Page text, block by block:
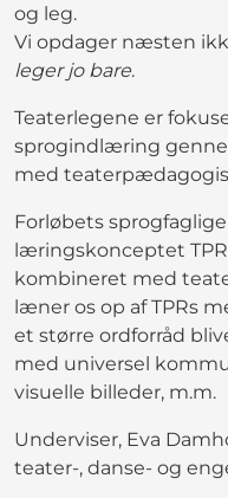
og leg.
Vi opdager næsten
leger jo bare.
Teaterlegene er
sprogindlæring
med
Forløbets
læringskonceptet
kombineret med
læner os op af TPRs
et større ordforråd
med universel
visuelle billeder, m.m.
Underviser, Eva
teater-, danse- og